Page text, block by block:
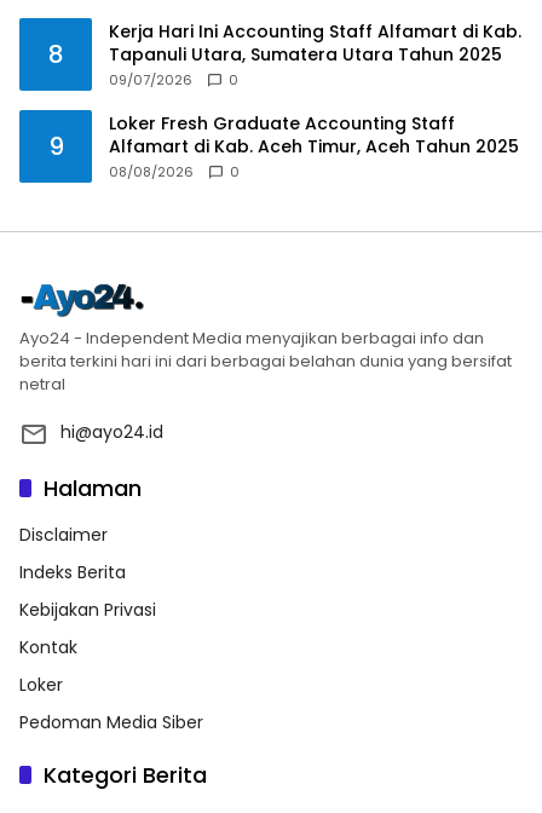
8
Kerja Hari Ini Accounting Staff Alfamart di Kab.
Tapanuli Utara, Sumatera Utara Tahun 2025
09/07/2026 0
9
Loker Fresh Graduate Accounting Staff
Alfamart di Kab. Aceh Timur, Aceh Tahun 2025
08/08/2026 0
Ayo24 - Independent Media menyajikan berbagai info dan
berita terkini hari ini dari berbagai belahan dunia yang bersifat
netral
hi@ayo24.id
Halaman
Disclaimer
Indeks Berita
Kebijakan Privasi
Kontak
Loker
Pedoman Media Siber
Kategori Berita